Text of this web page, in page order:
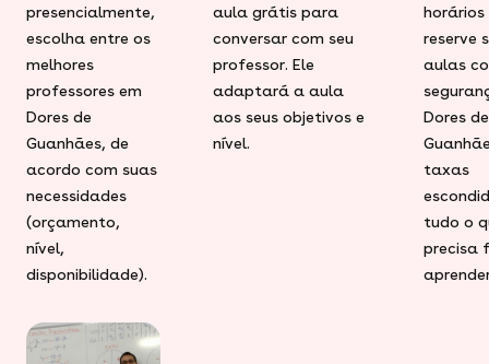
presencialmente,
escolha entre os
melhores
professores em
Dores de
Guanhães, de
acordo com suas
necessidades
(orçamento,
nível,
disponibilidade).
aula grátis para
conversar com seu
professor. Ele
adaptará a aula
aos seus objetivos e
nível.
horários
reserve
aulas
Dores de
taxas
tudo o
precisa